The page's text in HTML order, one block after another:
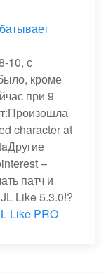
10, с
кроме
при 9
character at
–
патч и
Like 5.3.0!?
Like PRO